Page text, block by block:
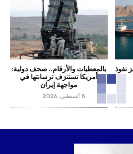
نفوذ
بالمعطيات والأرقام.. صحف دولية:
أمريكا تستنزف ترسانتها في
مواجهة إيران
8 أغسطس، 2026